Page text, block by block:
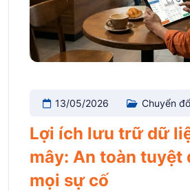
13/05/2026 Chuyển
Lợi ích lưu trữ dữ
mây: An toàn tuyệt
mọi sự cố